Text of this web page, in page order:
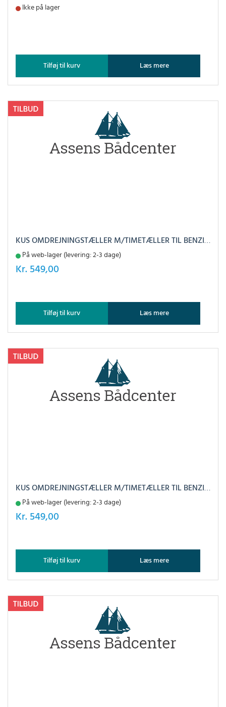
Ikke på lager
Tilføj til kurv Læs mere
KUS OMDREJNINGSTÆLLER M/TIMETÆLLER TIL BENZIN HVID, 0-4000
På web-lager (levering: 2-3 dage)
Kr. 549,00
Tilføj til kurv Læs mere
KUS OMDREJNINGSTÆLLER M/TIMETÆLLER TIL BENZIN HVID, 0-8000
På web-lager (levering: 2-3 dage)
Kr. 549,00
Tilføj til kurv Læs mere